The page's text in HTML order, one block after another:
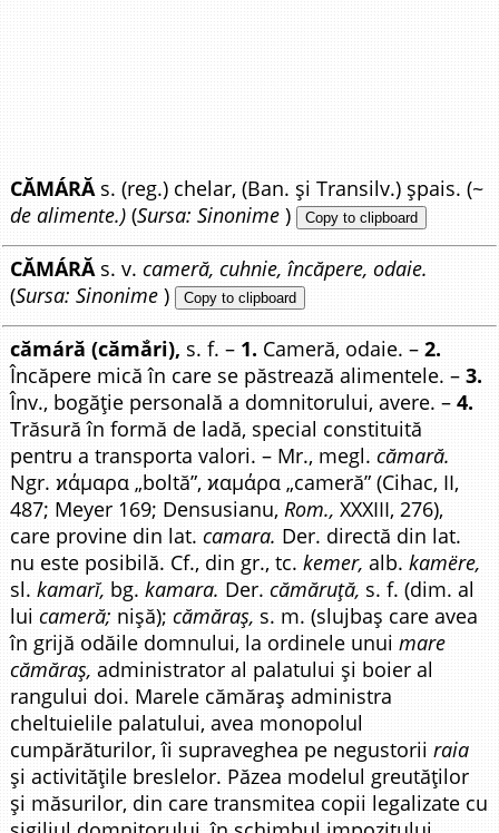
CĂMÁRĂ s. (reg.) chelar, (Ban. și Transilv.) șpais. (~
de alimente.) (Sursa: Sinonime ) Copy to clipboard
CĂMÁRĂs. v.cameră, cuhnie, încăpere, odaie.
(Sursa: Sinonime ) Copy to clipboard
cămáră (cămắri), s. f. – 1. Cameră, odaie. –2.
Încăpere mică în care se păstrează alimentele. –3.
Înv., bogăție personală a domnitorului, avere. –4.
Trăsură în formă de ladă, special constituită
pentru a transporta valori. – Mr., megl.cămară.
Ngr. ϰάμαρα „boltă”, ϰαμάρα „cameră” (Cihac, II,
487; Meyer 169; Densusianu,Rom., XXXIII, 276),
care provine din lat.camara. Der. directă din lat.
nu este posibilă. Cf., din gr., tc.kemer, alb.kamëre,
sl.kamarĭ, bg.kamara. Der.cămăruță, s. f. (dim. al
luicameră; nișă);cămăraș, s. m. (slujbaș care avea
în grijă odăile domnului, la ordinele unuimare
cămăraș, administrator al palatului și boier al
rangului doi. Marele cămăraș administra
cheltuielile palatului, avea monopolul
cumpărăturilor, îi supraveghea pe negustoriiraia
și activitățile breslelor. Păzea modelul greutăților
și măsurilor, din care transmitea copii legalizate cu